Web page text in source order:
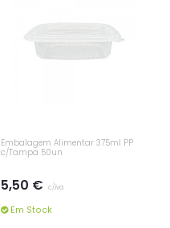
Embalagem Alimentar 375ml PP
c/Tampa 50un
5,50 € c/iva
Em Stock